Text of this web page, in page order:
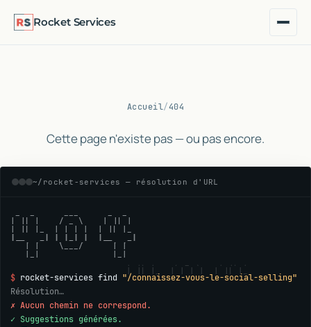
Rocket Services
Accueil/404
Cette page n'existe pas — ou pas encore.
~/rocket-services — résolution d'URL
| || |    / _ \    | || |
   | |    \___/      | |
$ rocket-services find "/connaissez-vous-le-social-selling"
Résolution…
✗ Aucun chemin ne correspond.
✓ Suggestions générées.